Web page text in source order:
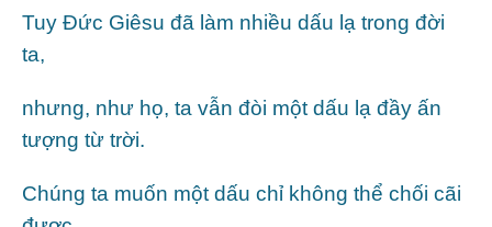
Tuy Đức Giêsu đã làm nhiều dấu lạ trong đời
ta,
nhưng, như họ, ta vẫn đòi một dấu lạ đầy ấn
tượng từ trời.
Chúng ta muốn một dấu chỉ không thể chối cãi